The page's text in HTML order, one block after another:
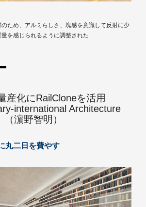
ため、アルミらしさ、塊感を意識して反射に少
を感じられるように調整された
産化にRailCloneを活用
international Architecture
濵野智明）
丸二日を費やす